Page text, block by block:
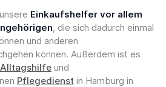
Einkaufshelfer vor allem
, die sich dadurch einmal
und anderen
können. Außerdem ist es
Alltagshilfe und
Pflegedienst in Hamburg in